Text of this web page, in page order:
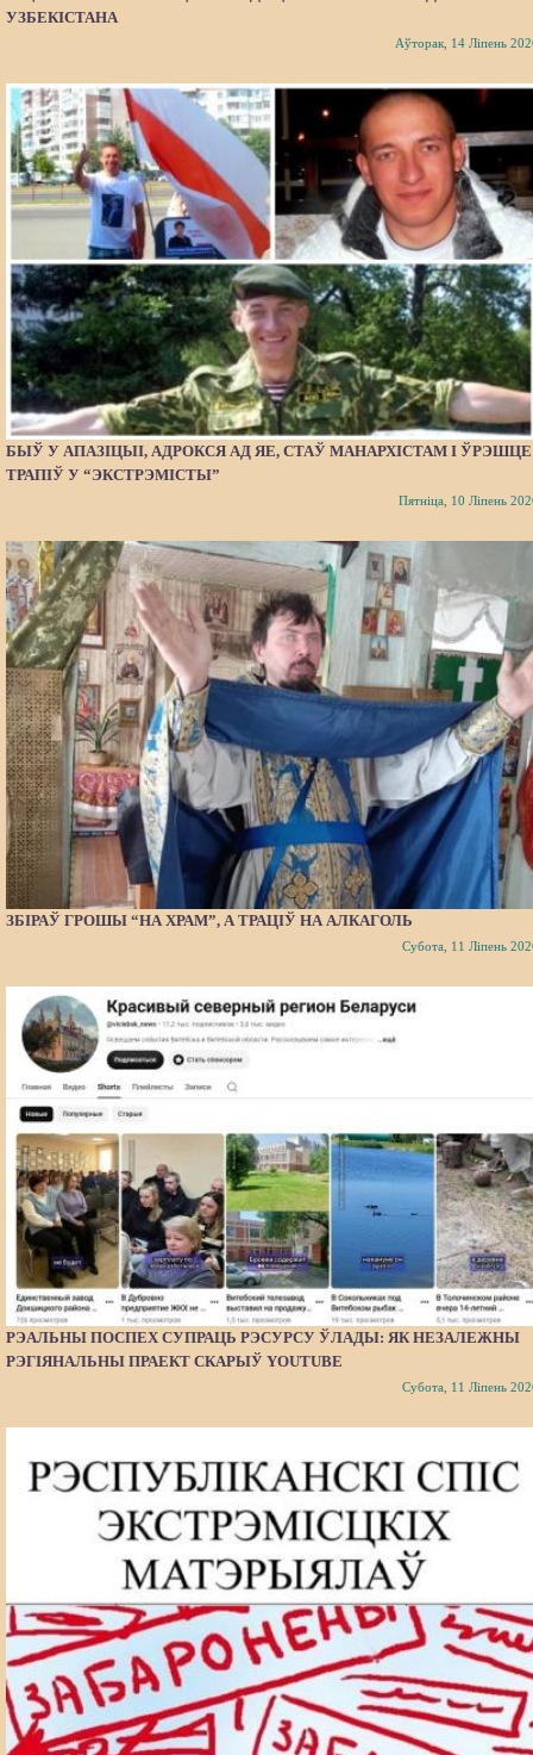
УЗБЕКІСТАНА
Аўторак, 14 Ліпень
БЫЎ У АПАЗІЦЫІ, АДРОКСЯ АД ЯЕ, СТАЎ МАНАРХІСТАМ І ЎРЭШЦЕ
ТРАПІЎ У “ЭКСТРЭМІСТЫ”
Пятніца, 10 Ліпень
ЗБІРАЎ ГРОШЫ “НА ХРАМ”, А ТРАЦІЎ НА АЛКАГОЛЬ
Субота, 11 Ліпень
РЭАЛЬНЫ ПОСПЕХ СУПРАЦЬ РЭСУРСУ ЎЛАДЫ: ЯК НЕЗАЛЕЖНЫ
РЭГІЯНАЛЬНЫ ПРАЕКТ СКАРЫЎ YOUTUBE
Субота, 11 Ліпень